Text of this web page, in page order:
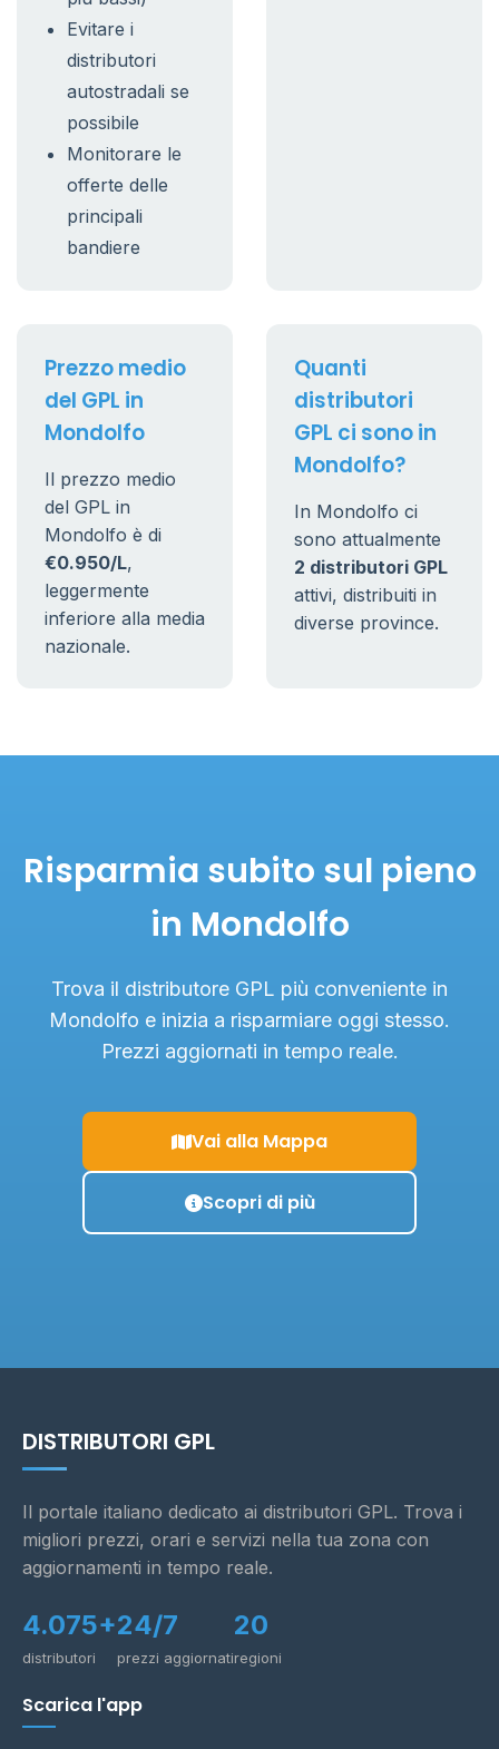
Evitare i
distributori
autostradali se
possibile
Monitorare le
offerte delle
principali
bandiere
Prezzo medio
del GPL in
Mondolfo
Il prezzo medio
del GPL in
Mondolfo è di
€0.950/L,
leggermente
inferiore alla media
nazionale.
Quanti
distributori
GPL ci sono in
Mondolfo?
In Mondolfo ci
sono attualmente
2 distributori GPL
attivi, distribuiti in
diverse province.
Risparmia subito sul pieno
in Mondolfo
Trova il distributore GPL più conveniente in
Mondolfo e inizia a risparmiare oggi stesso.
Prezzi aggiornati in tempo reale.
Vai alla Mappa
Scopri di più
DISTRIBUTORI GPL
Il portale italiano dedicato ai distributori GPL. Trova i
migliori prezzi, orari e servizi nella tua zona con
aggiornamenti in tempo reale.
4.075+
distributori
24/7
prezzi aggiornati
20
regioni
Scarica l'app